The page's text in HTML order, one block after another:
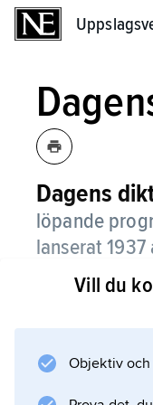
Dagens
löpande
lanserat
också i flera
urvalet ur
Dikten, som
Vill du
Objektiv